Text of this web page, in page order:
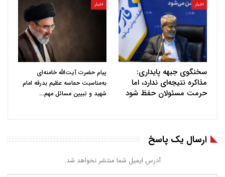
اخبار
سخنگوی جبهه پایداری:
مذاکره نتیجه‌ای ندارد، اما
حرمت مسئولان حفظ شود
اخبار
پیام حضرت آیت‌الله خامنه‌ای
به‌مناسبت حماسه عظیم بدرقه امام
شهید و تبیین مسائل مهم…
ارسال یک پاسخ
آدرس ایمیل شما منتشر نخواهد شد.